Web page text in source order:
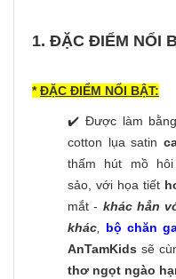
1. ĐẶC ĐIỂM NỔI
*ĐẶC ĐIỂM NỔI BẬT:
✔️ Được làm
cotton lụa satin
thấm hút mồ
sảo, với họa tiết
mắt - khác hẳn
khác, bộ chăn
AnTamKids sẽ
thơ ngọt ngào